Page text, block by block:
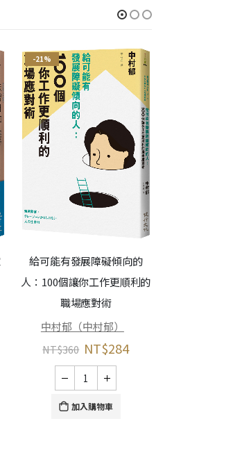
-21%
給可能有發展障礙傾向的
人：100個讓你工作更順利的
職場應對術
中村郁（中村郁）
NT$360 NT$284
加入購物車